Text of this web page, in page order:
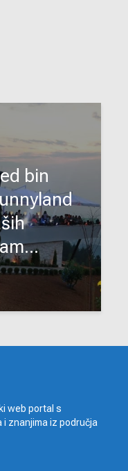
bin
web portal s
i znanjima iz područja